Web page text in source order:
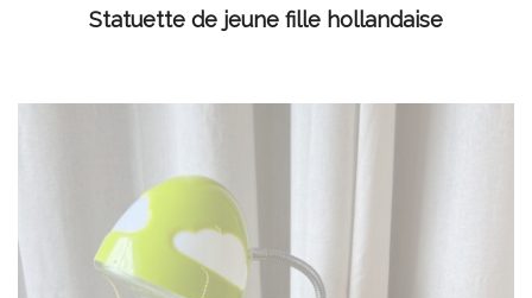
LIRE LA SUITE
Statuette de jeune fille hollandaise